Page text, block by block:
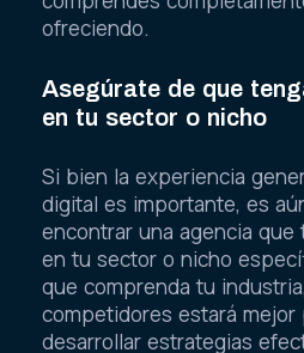
ofreciendo.
Asegúrate de que
en tu sector o nicho
Si bien la experiencia
digital es importante, es
encontrar una agencia que
en tu sector o nicho
que comprenda tu
competidores estará mejor
desarrollar estrategias